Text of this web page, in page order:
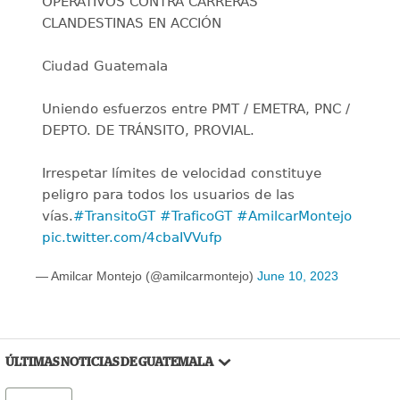
CLANDESTINAS EN ACCIÓN
Ciudad Guatemala
Uniendo esfuerzos entre PMT / EMETRA, PNC /
DEPTO. DE TRÁNSITO, PROVIAL.
Irrespetar límites de velocidad constituye
peligro para todos los usuarios de las
vías.#TransitoGT #TraficoGT #AmilcarMontejo
pic.twitter.com/4cbaIVVufp
— Amilcar Montejo (@amilcarmontejo) June 10, 2023
ÚLTIMAS NOTICIAS DE GUATEMALA